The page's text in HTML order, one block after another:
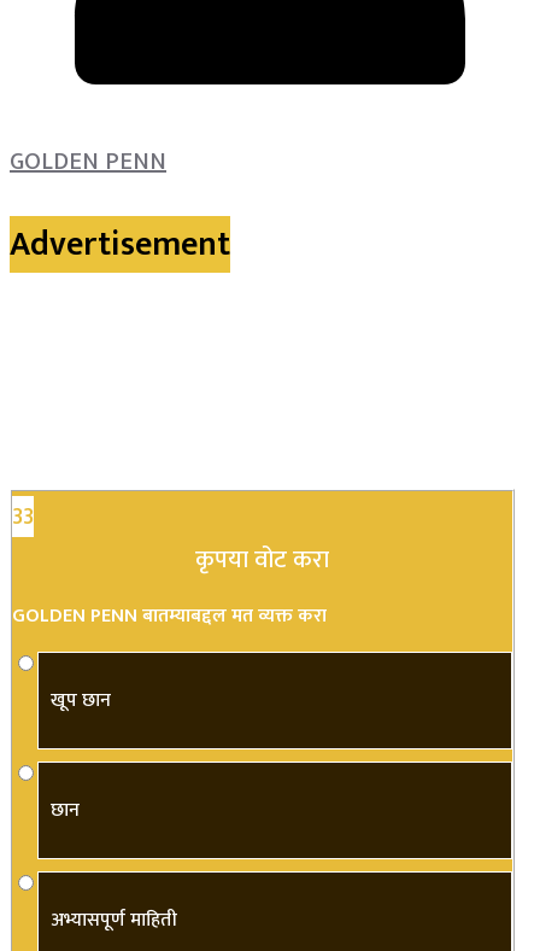
GOLDEN PENN
Advertisement
33
कृपया वोट करा
GOLDEN PENN बातम्याबद्दल मत व्यक्त करा
खूप छान
छान
अभ्यासपूर्ण माहिती